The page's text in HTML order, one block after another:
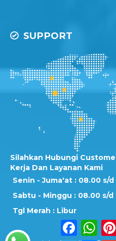
Silahkan Hubungi
Kerja Dan Layanan Kami
Senin - Juma'at : 08.00 s/d
Sabtu - Minggu : 08.00 s/d
Tgl Merah : Libur Facebook